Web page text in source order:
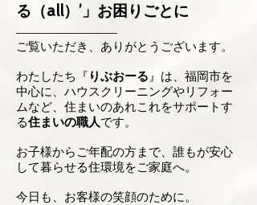
る（all）’」お困りごとに
ご覧いただき、ありがとうございます。
わたしたち『 りぶおーる』は、福岡市を
中心に、ハウスクリーニングやリフォー
ムなど、住まいのあれこれをサポートす
る住まいの職人です。
お子様からご年配の方まで、誰もが安心
して暮らせる住環境をご家庭へ。
今日も、お客様の笑顔のために。